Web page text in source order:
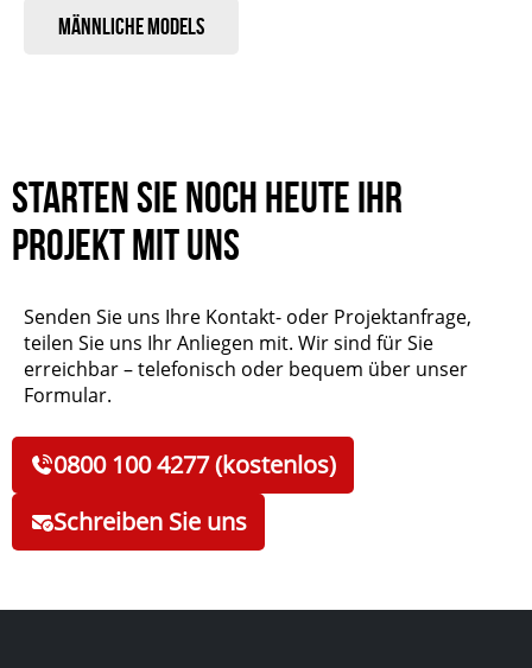
Männliche Models
Starten Sie noch heute Ihr
Projekt mit uns
Senden Sie uns Ihre Kontakt- oder Projektanfrage,
teilen Sie uns Ihr Anliegen mit. Wir sind für Sie
erreichbar – telefonisch oder bequem über unser
Formular.
0800 100 4277 (kostenlos)
Schreiben Sie uns